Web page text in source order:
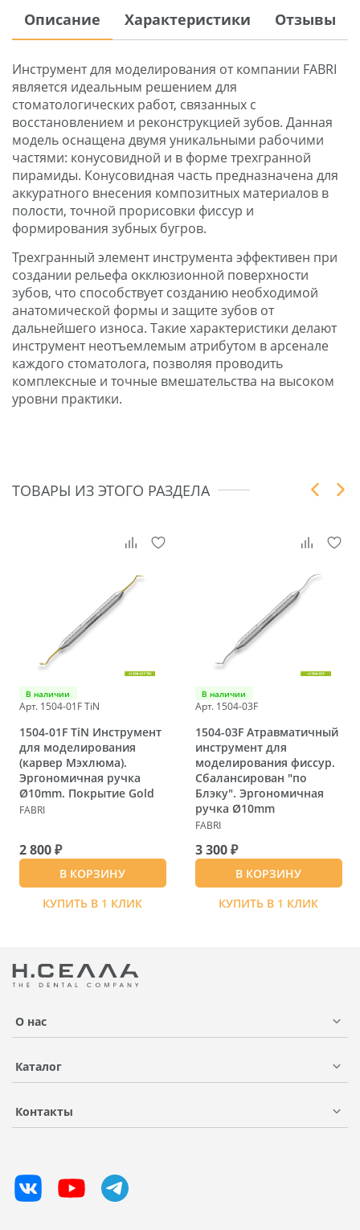
Описание Характеристики Отзывы
Инструмент для моделирования от компании FABRI
является идеальным решением для
стоматологических работ, связанных с
восстановлением и реконструкцией зубов. Данная
модель оснащена двумя уникальными рабочими
частями: конусовидной и в форме трехгранной
пирамиды. Конусовидная часть предназначена для
аккуратного внесения композитных материалов в
полости, точной прорисовки фиссур и
формирования зубных бугров.
Трехгранный элемент инструмента эффективен при
создании рельефа окклюзионной поверхности
зубов, что способствует созданию необходимой
анатомической формы и защите зубов от
дальнейшего износа. Такие характеристики делают
инструмент неотъемлемым атрибутом в арсенале
каждого стоматолога, позволяя проводить
комплексные и точные вмешательства на высоком
уровни практики.
ТОВАРЫ ИЗ ЭТОГО РАЗДЕЛА
В наличии
Арт. 1504-01F TiN
1504-01F TiN Инструмент
для моделирования
(карвер Мэхлюма).
Эргономичная ручка
Ø10mm. Покрытие Gold
FABRI
2 800 ₽
В КОРЗИНУ
КУПИТЬ В 1 КЛИК
В наличии
Арт. 1504-03F
1504-03F Атравматичный
инструмент для
моделирования фиссур.
Сбалансирован "по
Блэку". Эргономичная
ручка Ø10mm
FABRI
3 300 ₽
В КОРЗИНУ
КУПИТЬ В 1 КЛИК
О нас
Каталог
Контакты